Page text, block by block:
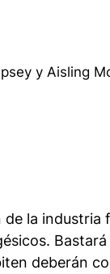
y Aisling
la industria
deberán